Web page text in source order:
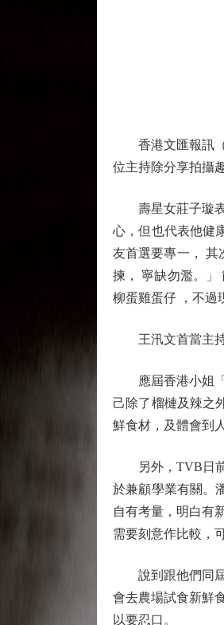
香港文匯報訊（
位主持除分享拍攝
壽星女莊子璇表
心，但也代表他健
友首選要專一， 其
揀， 寧缺勿濫。」
柳蛋雞蛋仔 ，不過
王汛文首當主
應屆香港小姐「
己除了榴槤及辣之
鮮食材，及體會到
另外，TVB日前
於兼顧學業有關。
自有考量，明白有
需要刻意作比較，
說到跟他們同屆
會去農場試食新鮮
以要忍口。